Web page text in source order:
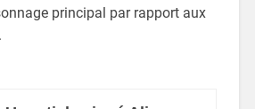
principal par rapport aux